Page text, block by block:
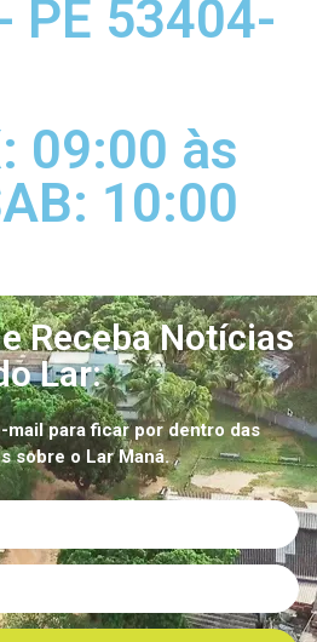
PE 53404-
09:00 às
10:00
Receba Notícias
Lar:
mail para ficar por dentro das
sobre o Lar Maná.